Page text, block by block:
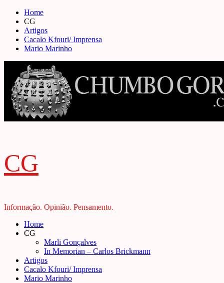
Skip
content
Home
CG
Artigos
Cacalo Kfouri/ Imprensa
Mario Marinho
CG
Informação. Opinião. Pensamento.
Primary
Menu
Home
CG
Marli Gonçalves
In Memorian – Carlos Brickmann
Artigos
Cacalo Kfouri/ Imprensa
Mario Marinho